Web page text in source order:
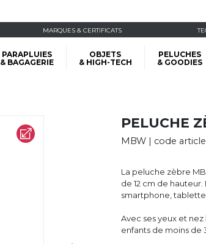
MARQUES & CERTIFICATS
PARAPLUIES
& BAGAGERIE
OBJETS
& HIGH-TECH
PELUCHES
& GOODIES
PELUCHE
MBW | code article
La peluche zèbre
de 12 cm de
smartphone,
Avec ses yeux et
enfants de moins de